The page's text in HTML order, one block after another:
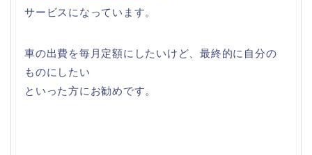
サービスになっています。
車の出費を毎月定額にしたいけど、最終的に自分の
ものにしたい
といった方にお勧めです。